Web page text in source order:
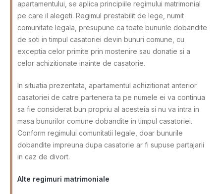
apartamentului, se aplica principiile regimului matrimonial
pe care il alegeti. Regimul prestabilit de lege, numit
comunitate legala, presupune ca toate bunurile dobandite
de soti in timpul casatoriei devin bunuri comune, cu
exceptia celor primite prin mostenire sau donatie si a
celor achizitionate inainte de casatorie.
In situatia prezentata, apartamentul achizitionat anterior
casatoriei de catre partenera ta pe numele ei va continua
sa fie considerat bun propriu al acesteia si nu va intra in
masa bunurilor comune dobandite in timpul casatoriei.
Conform regimului comunitatii legale, doar bunurile
dobandite impreuna dupa casatorie ar fi supuse partajarii
in caz de divort.
Alte regimuri matrimoniale